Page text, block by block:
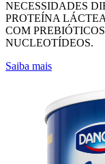
NECESSIDADES
PROTEÍNA
COM
NUCLEOTÍDEOS.
Saiba mais